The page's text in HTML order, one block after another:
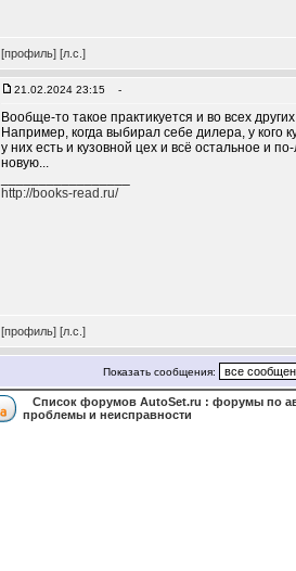
[профиль] [л.с.]
21.02.2024 23:15 -
Вообще-то такое практикуется и во всех
Например, когда выбирал себе дилера, у кого
у них есть и кузовной цех и всё остальное и
новую...
http://books-read.ru/
[профиль] [л.с.]
Показать сообщения:
Список форумов AutoSet.ru : форумы по
проблемы и неисправности